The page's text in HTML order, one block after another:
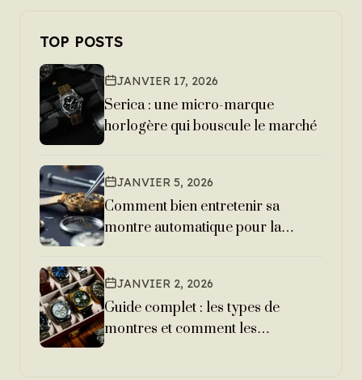
TOP POSTS
JANVIER 17, 2026
Serica : une micro-marque
horlogère qui bouscule le marché
JANVIER 5, 2026
Comment bien entretenir sa
montre automatique pour la
JANVIER 2, 2026
Guide complet : les types de
montres et comment les